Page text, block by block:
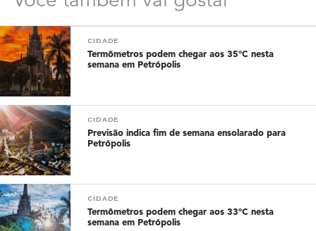
CIDADE
Termômetros podem chegar aos 35°C nesta
semana em Petrópolis
CIDADE
Previsão indica fim de semana ensolarado para
Petrópolis
CIDADE
Termômetros podem chegar aos 33°C nesta
semana em Petrópolis